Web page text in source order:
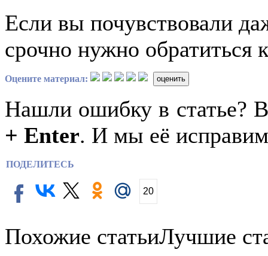
Если вы почувствовали
срочно нужно обратиться
Оцените материал: оценить
Нашли ошибку в статье?
+ Enter. И мы её
ПОДЕЛИТЕСЬ
20
Похожие статьиЛучшие